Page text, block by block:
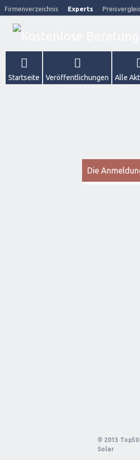
Firmenverzeichnis Experts
Startseite Veröffentlichungen Alle
Die
© 2013
Solar